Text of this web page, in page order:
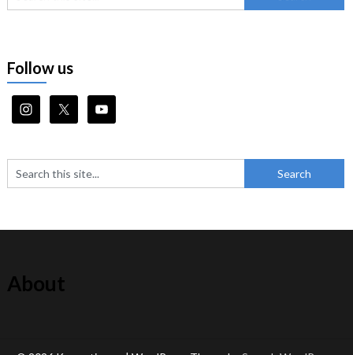
Follow us
About